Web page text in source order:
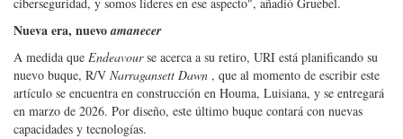
Nueva era, nuevoamanecer
A medida que Endeavourse acerca a su retiro, URI está planificando su
nuevo buque, R/V Narragansett Dawn , que al momento de escribir este
artículo se encuentra en construcción en Houma, Luisiana, y se entregará
en marzo de 2026. Por diseño, este último buque contará con nuevas
capacidades y tecnologías.